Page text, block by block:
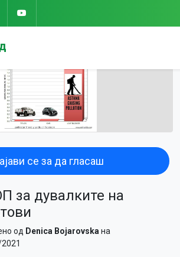
се за да гласаш
за дувалките на
од Denica Bojarovska на